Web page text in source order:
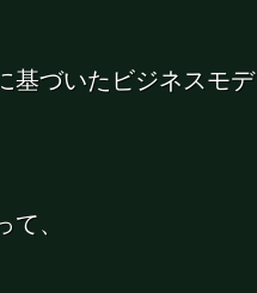
基づいたビジネスモデ
、